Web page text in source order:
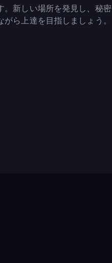
。新しい場所を発見し、秘密
ら上達を目指しましょう。